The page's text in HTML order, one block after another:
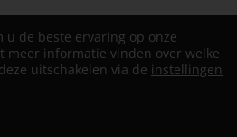
u de beste ervaring op onze
meer informatie vinden over welke
uitschakelen via de instellingen